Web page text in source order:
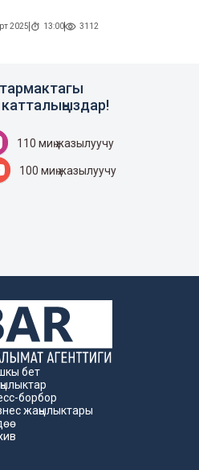
2025 13:00 3112
110 миң жазылуучу
100 миң жазылуучу
бет
борбор
жаңылыктары